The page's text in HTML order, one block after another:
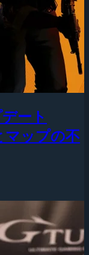
ート
マップの不